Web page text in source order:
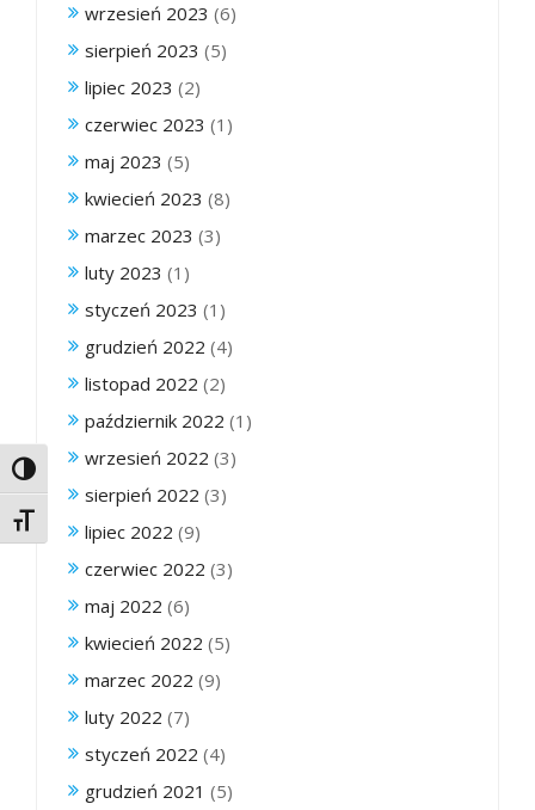
Toggle High Contrast
Toggle Font size
wrzesień 2023 (6)
sierpień 2023 (5)
lipiec 2023 (2)
czerwiec 2023 (1)
maj 2023 (5)
kwiecień 2023 (8)
marzec 2023 (3)
luty 2023 (1)
styczeń 2023 (1)
grudzień 2022 (4)
listopad 2022 (2)
październik 2022 (1)
wrzesień 2022 (3)
sierpień 2022 (3)
lipiec 2022 (9)
czerwiec 2022 (3)
maj 2022 (6)
kwiecień 2022 (5)
marzec 2022 (9)
luty 2022 (7)
styczeń 2022 (4)
grudzień 2021 (5)